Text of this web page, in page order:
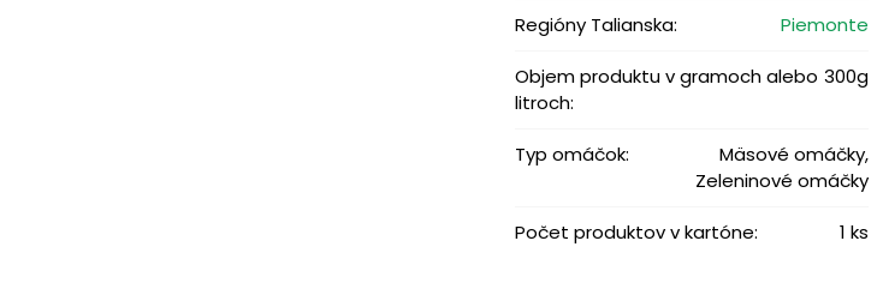
Regióny Talianska: Piemonte
Objem produktu v gramoch alebo
litroch:
300g
Typ omáčok:
Mäsové omáčky,
Zeleninové omáčky
Počet produktov v kartóne: 1 ks